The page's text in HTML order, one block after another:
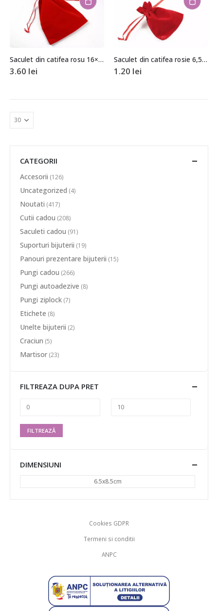
Saculet din catifea rosu 16×22,5cm
3.60 lei
Saculet din catifea rosie 6,5×9,5cm
1.20 lei
CATEGORII
Accesorii (126)
Uncategorized (4)
Noutati (417)
Cutii cadou (208)
Saculeti cadou (91)
Suporturi bijuterii (19)
Panouri prezentare bijuterii (15)
Pungi cadou (266)
Pungi autoadezive (8)
Pungi ziplock (7)
Etichete (8)
Unelte bijuterii (2)
Craciun (5)
Martisor (23)
FILTREAZA DUPA PRET
FILTREAZĂ
DIMENSIUNI
6.5x8.5cm
Cookies GDPR
Termeni si conditii
ANPC